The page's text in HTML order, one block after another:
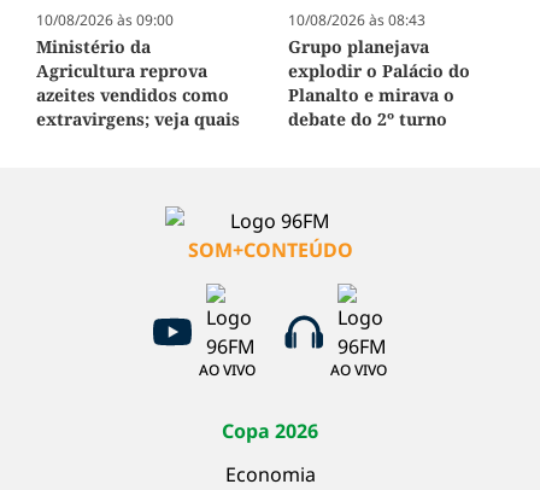
10/08/2026 às 09:00
Ministério da
Agricultura reprova
azeites vendidos como
extravirgens; veja quais
10/08/2026 às 08:43
Grupo planejava
explodir o Palácio do
Planalto e mirava o
debate do 2º turno
SOM+CONTEÚDO
AO VIVO AO VIVO
Copa 2026
Economia